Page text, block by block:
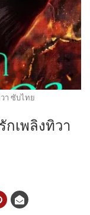
า ซับไทย
กเพลิงทิวา